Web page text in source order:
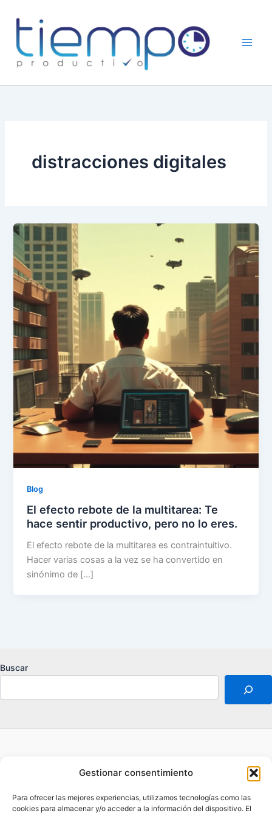
Gestionar consentimiento
Para ofrecer las mejores experiencias, utilizamos tecnologías como las
cookies para almacenar y/o acceder a la información del dispositivo. El
distracciones digitales
Blog
El efecto rebote de la multitarea: Te
hace sentir productivo, pero no lo eres.
El efecto rebote de la multitarea es contraintuitivo.
Hacer varias cosas a la vez se ha convertido en
sinónimo de […]
Buscar
Aviso legal
Contacto
Política de privacidad